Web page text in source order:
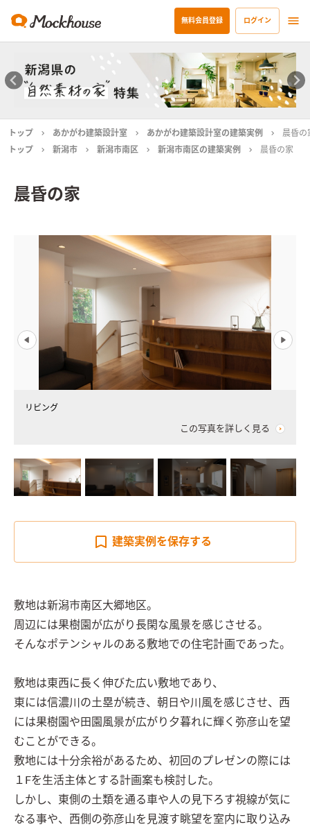
無料会員登録 ログイン
トップ あかがわ建築設計室 あかがわ建築設計室の建築実例
晨昏の
トップ
新潟市 新潟市南区 新潟市南区の建築実例 晨昏の家
晨昏の家
リビング
この写真を詳しく見る
建築実例を保存する
敷地は新潟市南区大郷地区。
周辺には果樹園が広がり長閑な風景を感じさせる。
そんなポテンシャルのある敷地での住宅計画であった。
敷地は東西に長く伸びた広い敷地であり、
東には信濃川の土塁が続き、朝日や川風を感じさせ、西
には果樹園や田園風景が広がり夕暮れに輝く弥彦山を望
むことができる。
敷地には十分余裕があるため、初回のプレゼンの際には
１Fを生活主体とする計画案も検討した。
しかし、東側の土類を通る車や人の見下ろす視線が気に
なる事や、西側の弥彦山を見渡す眺望を室内に取り込み